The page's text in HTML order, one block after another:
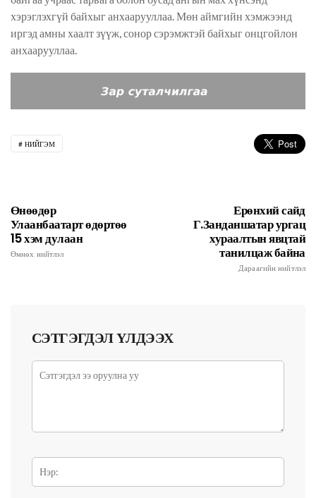
хэрэглэхгүй байхыг анхаарууллаа. Мөн аймгийн хэмжээнд
иргэд амны хаалт зүүж, сонор сэрэмжтэй байхыг онцгойлон
анхаарууллаа.
НИЙГЭМ
Өнөөдөр
Улаанбаатарт өдөртөө
15 хэм дулаан
Өмнөх нийтлэл
Ерөнхий сайд
Г.Занданшатар ургац
хураалтын явцтай
танилцаж байна
Дараагийн нийтлэл
СЭТГЭГДЭЛ ҮЛДЭЭХ